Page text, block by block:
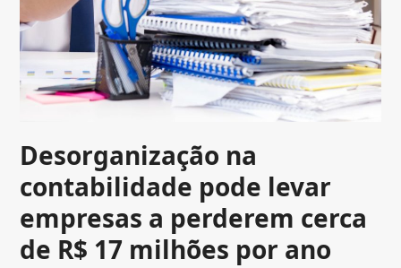
Desorganização na
contabilidade pode levar
empresas a perderem cerca
de R$ 17 milhões por ano